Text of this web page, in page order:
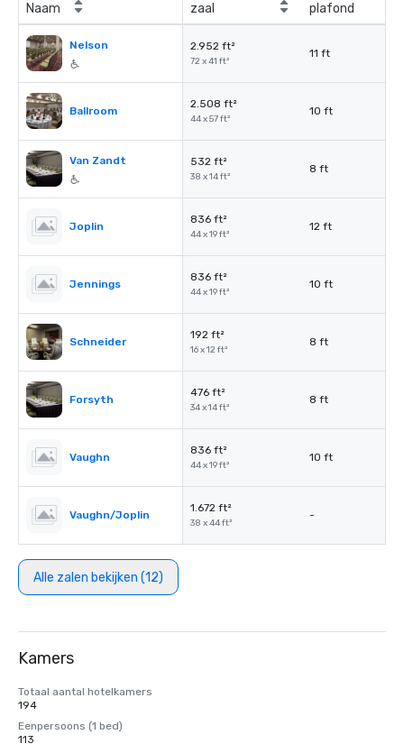
Naam
zaal
plafond
Nelson 2.952 ft²
72 x 41 ft²
11 ft
Ballroom
2.508 ft²
44 x 57 ft²
10 ft
Van Zandt 532 ft²
38 x 14 ft²
8 ft
Joplin
836 ft²
44 x 19 ft²
12 ft
Jennings
836 ft²
44 x 19 ft²
10 ft
Schneider
192 ft²
16 x 12 ft²
8 ft
Forsyth
476 ft²
34 x 14 ft²
8 ft
Vaughn
836 ft²
44 x 19 ft²
10 ft
Vaughn/Joplin
1.672 ft²
38 x 44 ft²
-
Alle zalen bekijken (12)
Kamers
Totaal aantal hotelkamers
194
Eenpersoons (1 bed)
113